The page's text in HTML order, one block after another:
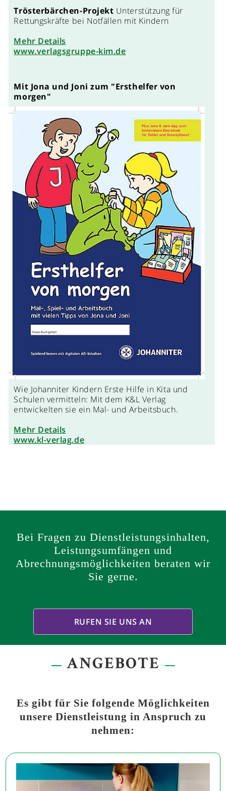
Trösterbärchen-Projekt Unterstützung für
Rettungskräfte bei Notfällen mit Kindern
Mehr Details
www.verlagsgruppe-kim.de
Mit Jona und Joni zum "Ersthelfer von
morgen"
Wie Johanniter Kindern Erste Hilfe in Kita und
Schulen vermitteln: Mit dem K&L Verlag
entwickelten sie ein Mal- und Arbeitsbuch.
Mehr Details
www.kl-verlag.de
Bei Fragen zu Dienstleistungsinhalten,
Leistungsumfängen und
Abrechnungsmöglichkeiten beraten wir
Sie gerne.
RUFEN SIE UNS AN
ANGEBOTE
Es gibt für Sie folgende Möglichkeiten
unsere Dienstleistung in Anspruch zu
nehmen: